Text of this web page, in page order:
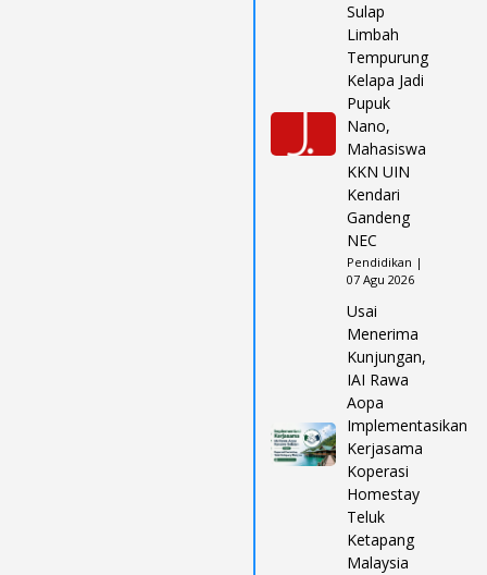
Sulap
Limbah
Tempurung
Kelapa Jadi
Pupuk
Nano,
Mahasiswa
KKN UIN
Kendari
Gandeng
NEC
Pendidikan |
07 Agu 2026
Usai
Menerima
Kunjungan,
IAI Rawa
Aopa
Implementasikan
Kerjasama
Koperasi
Homestay
Teluk
Ketapang
Malaysia